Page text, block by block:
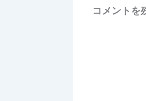
コメントを